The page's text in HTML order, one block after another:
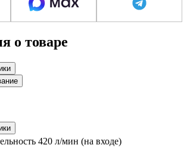
о товаре
420 л/мин (на входе)